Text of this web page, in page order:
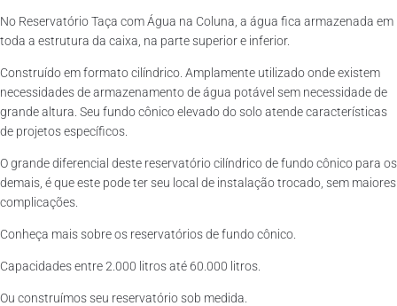
No Reservatório Taça com Água na Coluna, a água fica armazenada em
toda a estrutura da caixa, na parte superior e inferior.
Construído em formato cilíndrico. Amplamente utilizado onde existem
necessidades de armazenamento de água potável sem necessidade de
grande altura. Seu fundo cônico elevado do solo atende características
de projetos específicos.
O grande diferencial deste reservatório cilíndrico de fundo cônico para os
demais, é que este pode ter seu local de instalação trocado, sem maiores
complicações.
Conheça mais sobre os reservatórios de fundo cônico.
Capacidades entre 2.000 litros até 60.000 litros.
Ou construímos seu reservatório sob medida.